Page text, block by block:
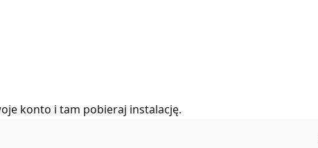
konto i tam pobieraj instalację.